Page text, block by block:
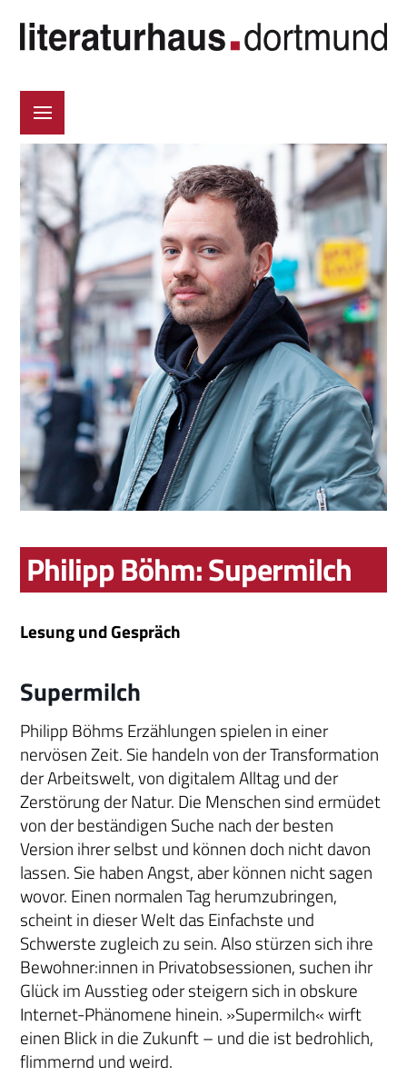
Philipp Böhm: Supermilch
Lesung und Gespräch
Supermilch
Philipp Böhms Erzählungen spielen in einer
nervösen Zeit. Sie handeln von der Transformation
der Arbeitswelt, von digitalem Alltag und der
Zerstörung der Natur. Die Menschen sind ermüdet
von der beständigen Suche nach der besten
Version ihrer selbst und können doch nicht davon
lassen. Sie haben Angst, aber können nicht sagen
wovor. Einen normalen Tag herumzubringen,
scheint in dieser Welt das Einfachste und
Schwerste zugleich zu sein. Also stürzen sich ihre
Bewohner:innen in Privatobsessionen, suchen ihr
Glück im Ausstieg oder steigern sich in obskure
Internet-Phänomene hinein. »Supermilch« wirft
einen Blick in die Zukunft – und die ist bedrohlich,
flimmernd und weird.